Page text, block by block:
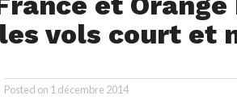
vols court et
Posted on 1 décembre 2014